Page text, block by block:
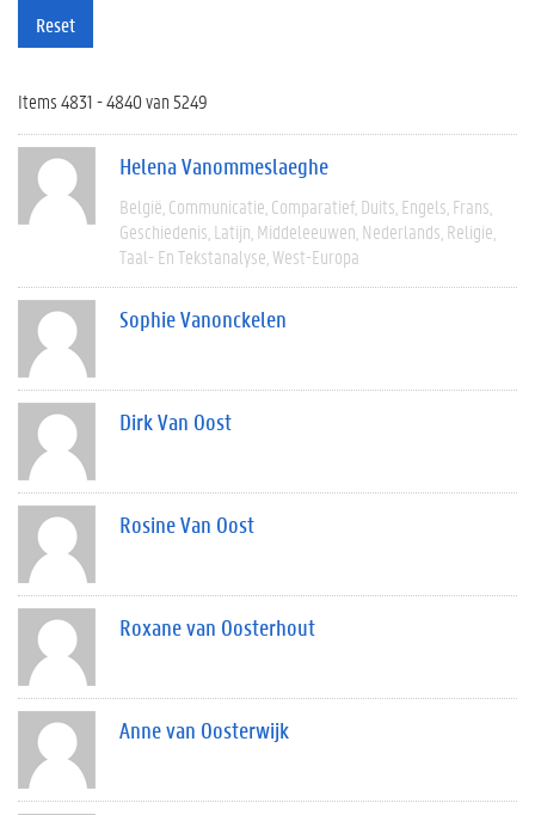
Reset
Items 4831 - 4840 van 5249
Helena Vanommeslaeghe
België Communicatie Comparatief Duits Engels Frans
Geschiedenis Latijn Middeleeuwen Nederlands Religie
Taal- En Tekstanalyse West-Europa
Sophie Vanonckelen
Dirk Van Oost
Rosine Van Oost
Roxane van Oosterhout
Anne van Oosterwijk